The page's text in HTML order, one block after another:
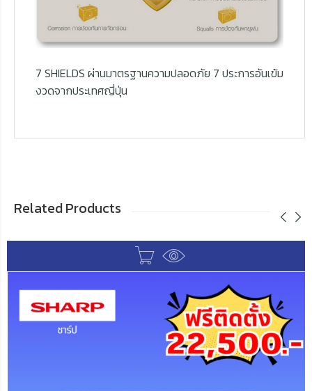
7 SHIELDS ผ่านมาตรฐานความปลอดภัย 7 ประการอันเข้ม
งวดจากประเทศญี่ปุ่น
Related Products